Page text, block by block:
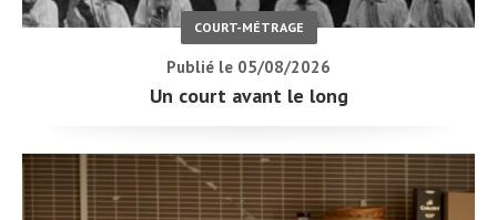
COURT-MÉTRAGE
Publié le 05/08/2026
Un court avant le long